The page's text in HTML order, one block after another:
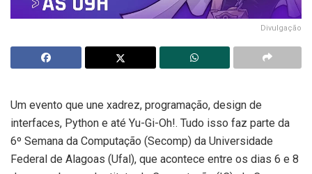
Divulgação
Um evento que une xadrez, programação, design de
interfaces, Python e até Yu-Gi-Oh!. Tudo isso faz parte da
6º Semana da Computação (Secomp) da Universidade
Federal de Alagoas (Ufal), que acontece entre os dias 6 e 8